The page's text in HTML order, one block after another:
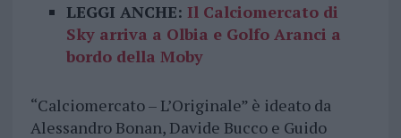
LEGGI ANCHE: Il Calciomercato di
Sky arriva a Olbia e Golfo Aranci a
bordo della Moby
“Calciomercato – L’Originale” è ideato da
Alessandro Bonan, Davide Bucco e Guido